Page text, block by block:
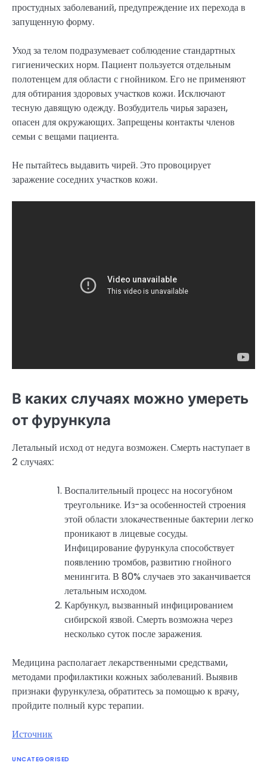
простудных заболеваний, предупреждение их перехода в
запущенную форму.
Уход за телом подразумевает соблюдение стандартных
гигиенических норм. Пациент пользуется отдельным
полотенцем для области с гнойником. Его не применяют
для обтирания здоровых участков кожи. Исключают
тесную давящую одежду. Возбудитель чирья заразен,
опасен для окружающих. Запрещены контакты членов
семьи с вещами пациента.
Не пытайтесь выдавить чирей. Это провоцирует
заражение соседних участков кожи.
В каких случаях можно умереть
от фурункула
Летальный исход от недуга возможен. Смерть наступает в
2 случаях:
Воспалительный процесс на носогубном
треугольнике. Из-за особенностей строения
этой области злокачественные бактерии легко
проникают в лицевые сосуды.
Инфицирование фурункула способствует
появлению тромбов, развитию гнойного
менингита. В 80% случаев это заканчивается
летальным исходом.
Карбункул, вызванный инфицированием
сибирской язвой. Смерть возможна через
несколько суток после заражения.
Медицина располагает лекарственными средствами,
методами профилактики кожных заболеваний. Выявив
признаки фурункулеза, обратитесь за помощью к врачу,
пройдите полный курс терапии.
Источник
UNCATEGORISED